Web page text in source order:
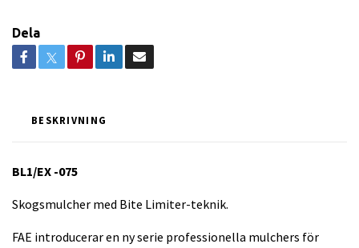
Dela
BESKRIVNING
BL1/EX -075
Skogsmulcher med Bite Limiter-teknik.
FAE introducerar en ny serie professionella mulchers för